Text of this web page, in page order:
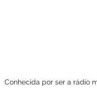
Conhecida por ser a rádio